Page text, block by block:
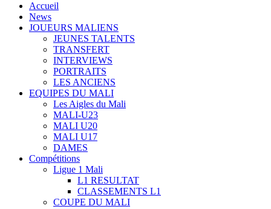
Accueil
News
JOUEURS MALIENS
JEUNES TALENTS
TRANSFERT
INTERVIEWS
PORTRAITS
LES ANCIENS
EQUIPES DU MALI
Les Aigles du Mali
MALI-U23
MALI U20
MALI U17
DAMES
Compétitions
Ligue 1 Mali
L1 RESULTAT
CLASSEMENTS L1
COUPE DU MALI